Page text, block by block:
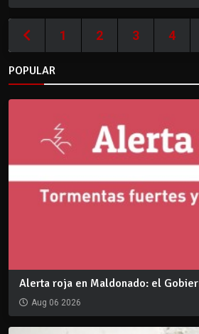
1 2 3 4
POPULAR
Alerta roja en Maldonado: el
Aug 06 2026